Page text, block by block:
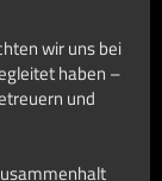
wir uns bei
haben –
und